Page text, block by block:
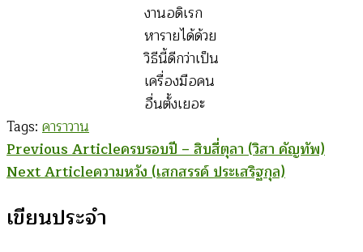
งานอดิเรก
หารายได้ด้วย
วิธีนี้ดีกว่าเป็น
เครื่องมือคน
อื่นตั้งเยอะ
Tags: คาราวาน
Post
Navigation
Previous Articleครบรอบปี – สิบสี่ตุลา (วิสา คัญทัพ)
Next Articleความหวัง (เสกสรรค์ ประเสริฐกุล)
เขียนประจำ